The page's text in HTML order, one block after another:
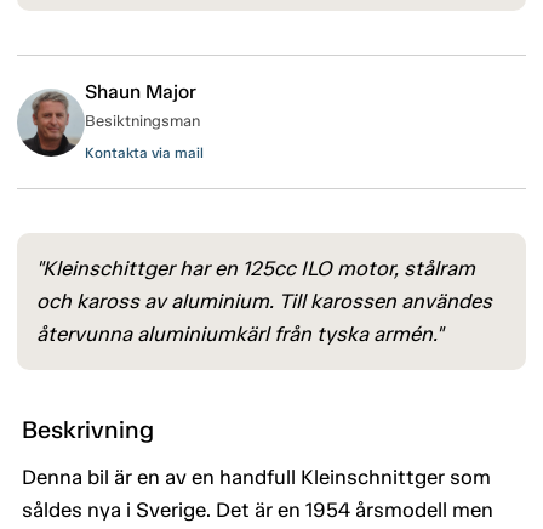
Shaun Major
Besiktningsman
Kontakta via mail
"Kleinschittger har en 125cc ILO motor, stålram
och kaross av aluminium. Till karossen användes
återvunna aluminiumkärl från tyska armén."
Beskrivning
Denna bil är en av en handfull Kleinschnittger som
såldes nya i Sverige. Det är en 1954 årsmodell men